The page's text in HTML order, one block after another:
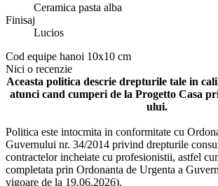
Ceramica pasta alba
Finisaj
Lucios
Cod equipe hanoi 10x10 cm
Nici o recenzie
Aceasta politica descrie drepturile tale in
atunci cand cumperi de la Progetto Casa
ului.
Politica este intocmita in conformitate cu
Guvernului nr. 34/2014 privind drepturile
contractelor incheiate cu profesionistii, astfel
completata prin Ordonanta de Urgenta a
vigoare de la 19.06.2026).